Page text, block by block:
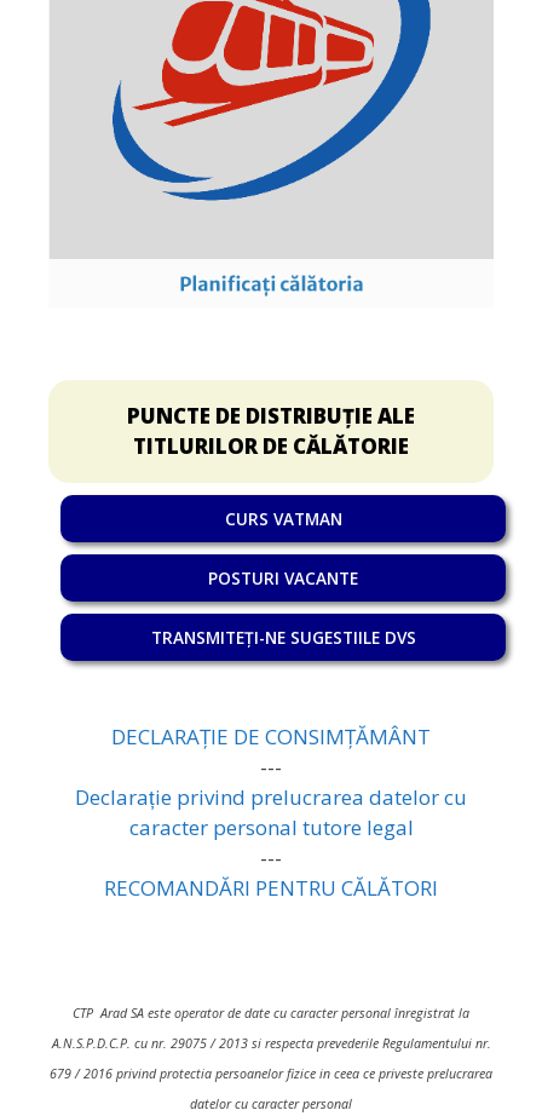
PUNCTE DE DISTRIBUȚIE ALE
TITLURILOR DE CĂLĂTORIE
CURS VATMAN
POSTURI VACANTE
TRANSMITEȚI-NE SUGESTIILE DVS
DECLARAȚIE DE CONSIMȚĂMÂNT
---
Declarație privind prelucrarea datelor cu
caracter personal tutore legal
---
RECOMANDĂRI PENTRU CĂLĂTORI
CTP Arad SA este operator de date cu caracter personal înregistrat la
A.N.S.P.D.C.P. cu nr. 29075 / 2013 si respecta prevederile Regulamentului nr.
679 / 2016 privind protectia persoanelor fizice in ceea ce priveste prelucrarea
datelor cu caracter personal